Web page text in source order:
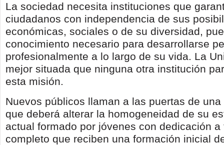
La sociedad necesita instituciones que
ciudadanos con independencia de sus
económicas, sociales o de su diversidad,
conocimiento necesario para desarrollarse
profesionalmente a lo largo de su vida. La
mejor situada que ninguna otra institución
esta misión.
Nuevos públicos llaman a las puertas de
que deberá alterar la homogeneidad de su
actual formado por jóvenes con dedicación a
completo que reciben una formación inicial